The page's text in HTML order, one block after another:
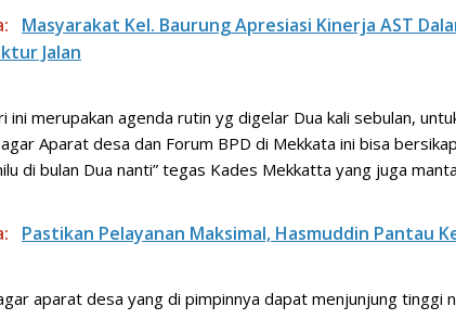
Masyarakat Kel. Baurung Apresiasi Kinerja AST
Jalan
ini merupakan agenda rutin yg digelar Dua kali sebulan,
Aparat desa dan Forum BPD di Mekkata ini bisa
di bulan Dua nanti” tegas Kades Mekkatta yang juga
Pastikan Pelayanan Maksimal, Hasmuddin Pantau
aparat desa yang di pimpinnya dapat menjunjung tinggi